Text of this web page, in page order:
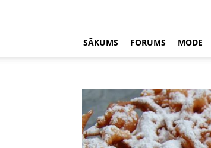
SĀKUMS FORUMS MODE